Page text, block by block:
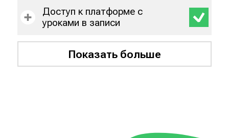
Доступ к платформе с
уроками в записи
Показать больше